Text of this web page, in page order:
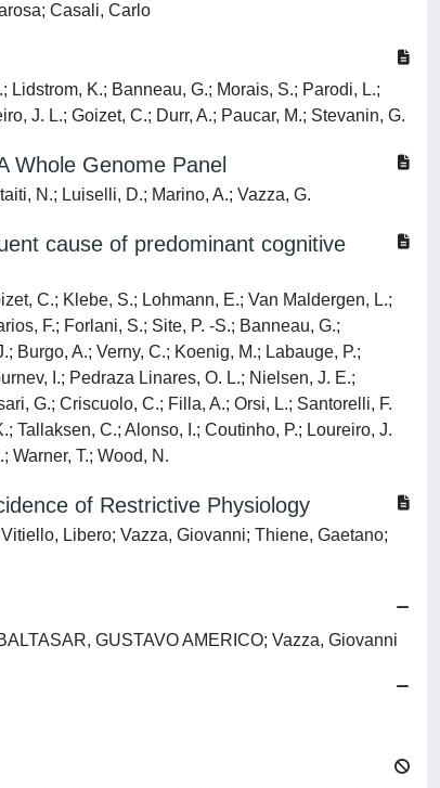
Casali, Carlo
Lidstrom, K.; Banneau, G.; Morais, S.; Parodi, L.;
J. L.; Goizet, C.; Durr, A.; Paucar, M.; Stevanin, G.
Whole Genome Panel
N.; Luiselli, D.; Marino, A.; Vazza, G.
cause of predominant cognitive
C.; Klebe, S.; Lohmann, E.; Van Maldergen, L.;
F.; Forlani, S.; Site, P. -S.; Banneau, G.;
Burgo, A.; Verny, C.; Koenig, M.; Labauge, P.;
I.; Pedraza Linares, O. L.; Nielsen, J. E.;
G.; Criscuolo, C.; Filla, A.; Orsi, L.; Santorelli, F.
Tallaksen, C.; Alonso, I.; Coutinho, P.; Loureiro, J.
Warner, T.; Wood, N.
of Restrictive Physiology
Libero; Vazza, Giovanni; Thiene, Gaetano;
GUSTAVO AMERICO; Vazza, Giovanni